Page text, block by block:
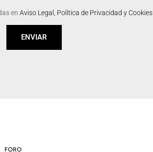
en Aviso Legal, Política de Privacidad y Cookies
ENVIAR
FORO